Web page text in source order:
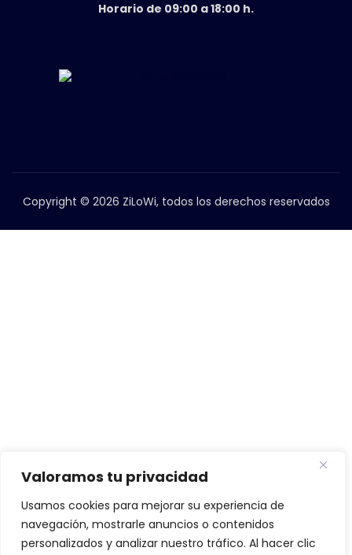
Valoramos tu privacidad
Usamos cookies para mejorar su experiencia de
navegación, mostrarle anuncios o contenidos
personalizados y analizar nuestro tráfico. Al hacer clic
Horario de 09:00 a 18:00 h.
Copyright © 2026 ZiLoWi, todos los derechos reservados